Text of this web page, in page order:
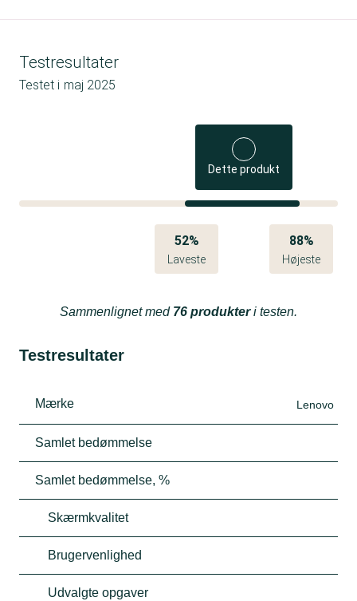
Testresultater
Testet i maj 2025
Dette produkt
52%
Laveste
88%
Højeste
Sammenlignet med 76 produkteri testen.
Testresultater
Mærke Lenovo
Samlet bedømmelse
Samlet bedømmelse, %
Skærmkvalitet
Brugervenlighed
Udvalgte opgaver